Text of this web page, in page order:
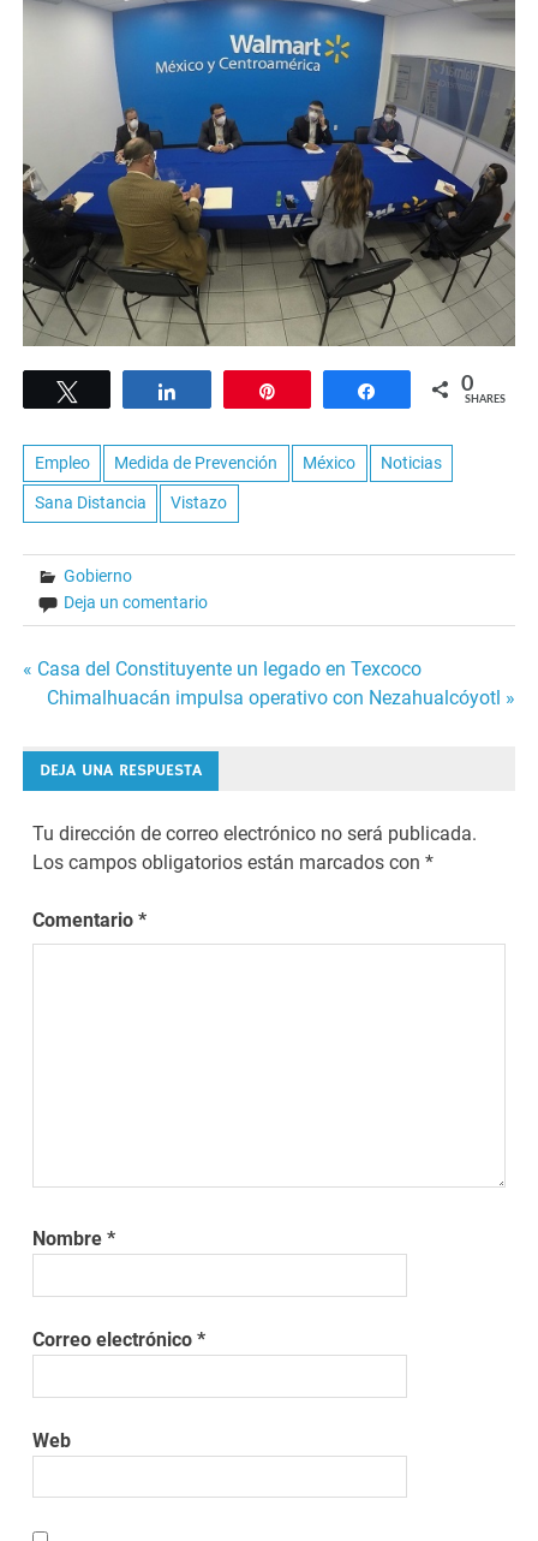
Share 0
SHARES
Empleo Medida de Prevención México Noticias
Sana Distancia Vistazo
Gobierno
Deja un comentario
Navegación
entradas
« Casa del Constituyente un legado en Texcoco
Chimalhuacán impulsa operativo con Nezahualcóyotl »
DEJA UNA RESPUESTA
Tu dirección de correo electrónico no será publicada.
Los campos obligatorios están marcados con*
Comentario*
Nombre*
Correo electrónico*
Web